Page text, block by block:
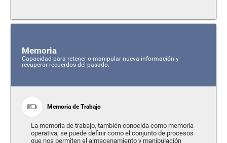
Memoria
Capacidad para retener o manipular nueva información y
recuperar recuerdos del pasado.
Memoria de Trabajo
La memoria de trabajo, también conocida como memoria
operativa, se puede definir como el conjunto de procesos
que nos permiten el almacenamiento y manipulación